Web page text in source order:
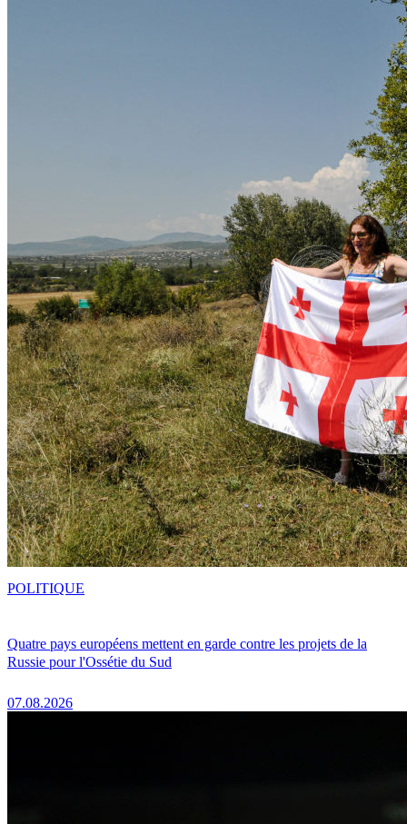
Quatre pays européens mettent en garde contre les projets de la
Russie pour l'Ossétie du Sud
07.08.2026
POLITIQUE